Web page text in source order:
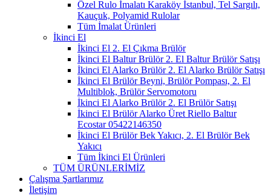
Özel Rulo İmalatı Karaköy İstanbul, Tel Sargılı,
Kauçuk, Polyamid Rulolar
Tüm İmalat Ürünleri
İkinci El
İkinci El 2. El Çıkma Brülör
İkinci El Baltur Brülör 2. El Baltur Brülör Satışı
İkinci El Alarko Brülör 2. El Alarko Brülör Satışı
İkinci El Brülör Beyni, Brülör Pompası, 2. El
Multiblok, Brülör Servomotoru
İkinci El Alarko Brülör 2. El Brülör Satışı
İkinci El Brülör Alarko Üret Riello Baltur
Ecostar 05422146350
İkinci El Brülör Bek Yakıcı, 2. El Brülör Bek
Yakıcı
Tüm İkinci El Ürünleri
TÜM ÜRÜNLERİMİZ
Çalışma Şartlarımız
İletişim